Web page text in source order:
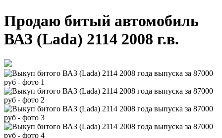
Продаю битый автомобиль
ВАЗ (Lada) 2114 2008 г.в.